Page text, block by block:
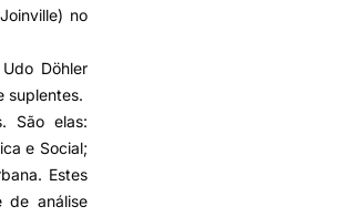
no
Döhler
suplentes.
São elas:
e Social;
Estes
de análise